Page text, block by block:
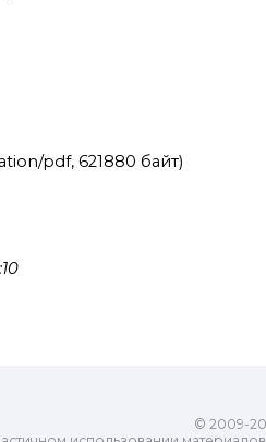
pdf, 621880 байт)
© 2009-